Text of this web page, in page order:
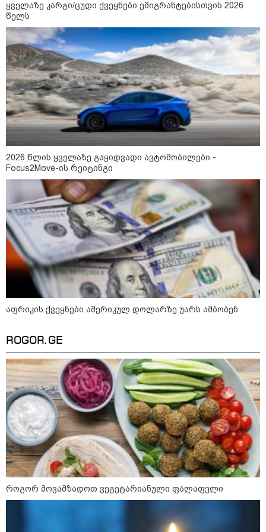
"დღეს ვიმგზავრეთ
მატარებლით, რომელიც ახალი
ბათუმამდე მგზავრობის დრო
იყო 5,5 საათი და ახლა არის 4
საათამდე შემცირებული" -
ირაკლი კობახიძე
15:17 / 06-08-2026
შემოსავლების სამსახურში
აზერბაიჯანული მედიის მიერ
გავრცელებულ ინფორმაციას
პასუხობენ
ბაქომ საქართველოს საგარეო
უწყებას დიპლომატური ნოტა
გაუგზავნა - მიზეზი
აზერბაიჯანული სანომრე ნიშნის
მქონე სატვირთოების
საზღვარზე შეფერხებაა:
დეტალები
კატეგორიის ყველა სიახლე
კატეგორიები
ყველაზე კარგი/ცუდი ქვეყნები ემიგრანტებისთვის 2026
წელს
2026 წლის ყველაზე გაყიდვადი ავტომობილები -
Focus2Move-ის რეიტინგი
აფრიკის ქვეყნები ამერიკულ დოლარზე უარს ამბობენ
ROGOR.GE
როგორ მოვამზადოთ ვეგეტარიანული ფალაფელი